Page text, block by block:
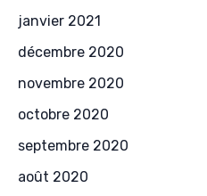
janvier 2021
décembre 2020
novembre 2020
octobre 2020
septembre 2020
août 2020